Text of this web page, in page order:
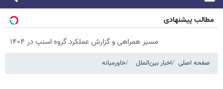
مطالب پیشنهادی
مسیر همراهی و گزارش عملکرد گروه اسنپ در ۱۴۰۴
صفحه اصلی اخبار بین‌الملل خاورمیانه